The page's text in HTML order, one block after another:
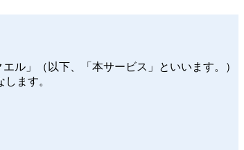
ル」（以下、「本サービス」といいます。）
ます。